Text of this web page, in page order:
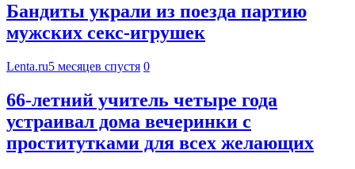
Бандиты украли из поезда партию
мужских секс-игрушек
Lenta.ru5 месяцев спустя 0
66-летний учитель четыре года
устраивал дома вечеринки с
проститутками для всех желающих